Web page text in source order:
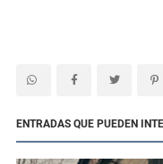
ENTRADAS QUE PUEDEN